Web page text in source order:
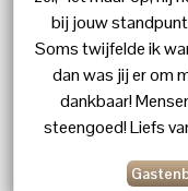
bij jouw
Soms twijfelde ik
dan was jij er om
dankbaar!
steengoed! Liefs